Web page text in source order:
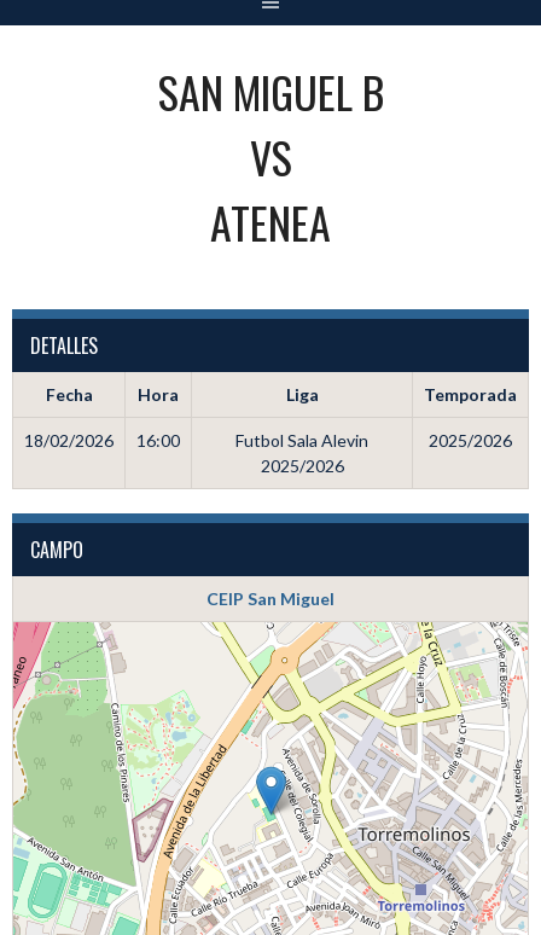
SAN MIGUEL B
VS
ATENEA
DETALLES
Fecha Hora Liga Temporada
18/02/2026 16:00
Futbol Sala Alevin
2025/2026
2025/2026
CAMPO
CEIP San Miguel